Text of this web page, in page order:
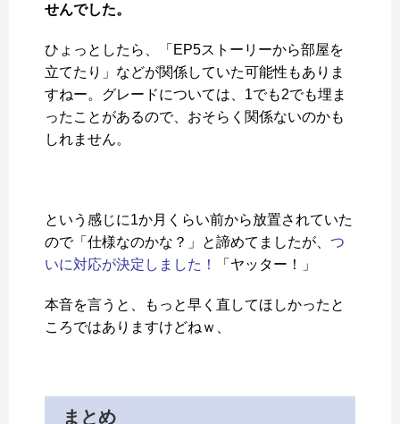
せんでした。
ひょっとしたら、「EP5ストーリーから部屋を
立てたり」などが関係していた可能性もありま
すねー。グレードについては、1でも2でも埋ま
ったことがあるので、おそらく関係ないのかも
しれません。
という感じに1か月くらい前から放置されていた
ので「仕様なのかな？」と諦めてましたが、 つ
いに対応が決定しました！
「ヤッター！」
本音を言うと、もっと早く直してほしかったと
ころではありますけどねｗ、
まとめ